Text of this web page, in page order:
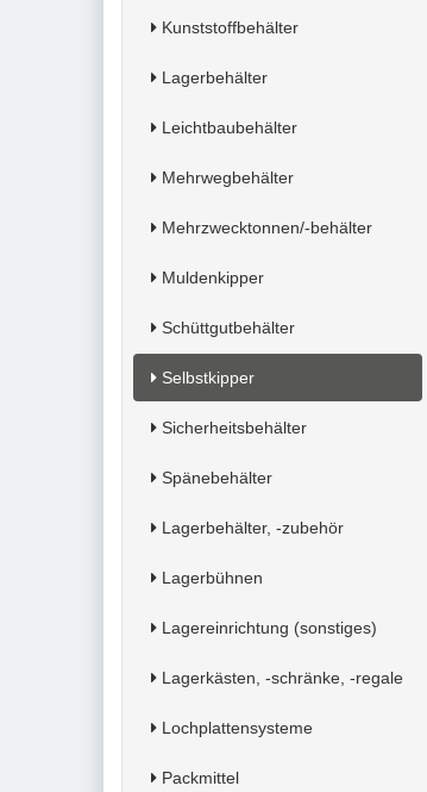
Kunststoffbehälter
Lagerbehälter
Leichtbaubehälter
Mehrwegbehälter
Mehrzwecktonnen/-behälter
Muldenkipper
Schüttgutbehälter
Selbstkipper
Sicherheitsbehälter
Spänebehälter
Lagerbehälter, -zubehör
Lagerbühnen
Lagereinrichtung (sonstiges)
Lagerkästen, -schränke, -regale
Lochplattensysteme
Packmittel